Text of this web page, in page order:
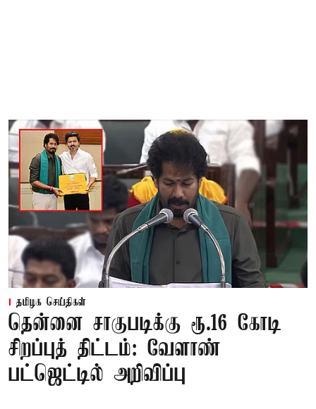
தமிழக செய்திகள்
தென்னை சாகுபடிக்கு ரூ.16 கோடி
சிறப்புத் திட்டம்: வேளாண்
பட்ஜெட்டில் அறிவிப்பு